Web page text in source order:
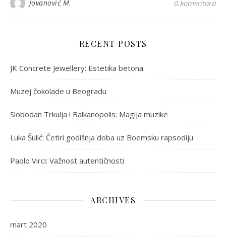
Jovanović M. 0 komentara
RECENT POSTS
JK Concrete Jewellery: Estetika betona
Muzej čokolade u Beogradu
Slobodan Trkulja i Balkanopolis: Magija muzike
Luka Šulić: Četiri godišnja doba uz Boemsku rapsodiju
Paolo Virci: Važnost autentičnosti
ARCHIVES
mart 2020